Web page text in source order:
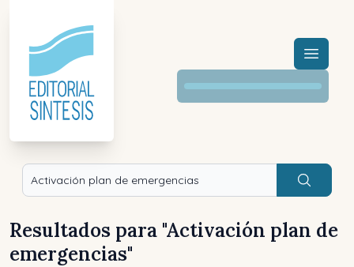
Menú
Buscar
Resultados para "Activación plan de
emergencias"